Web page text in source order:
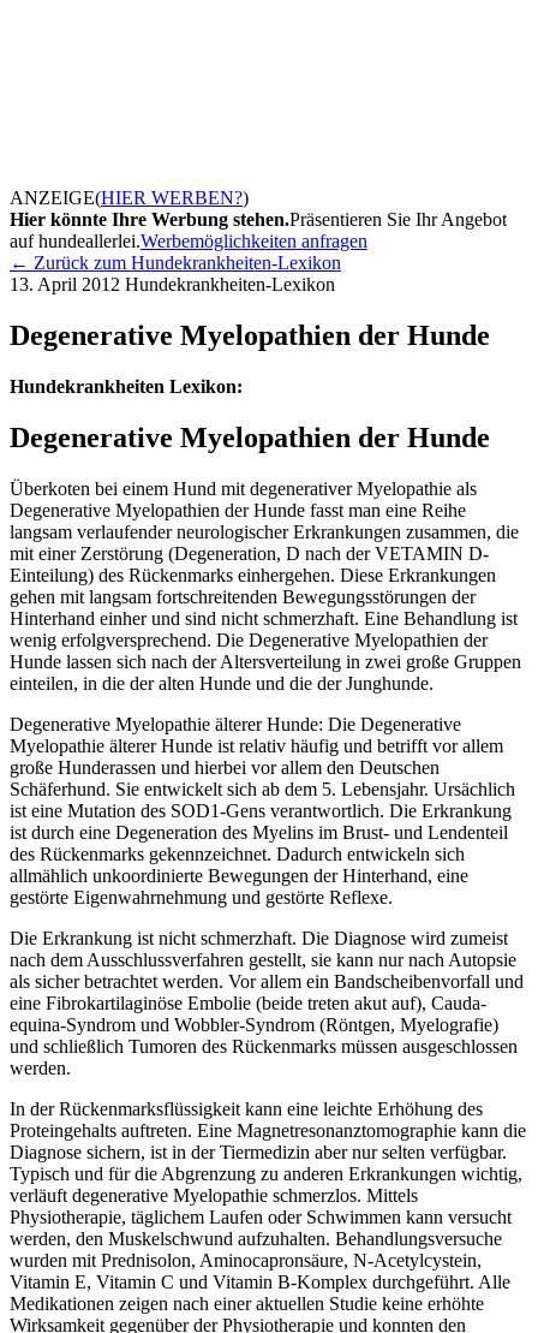
ANZEIGE(HIER WERBEN?)
Hier könnte Ihre Werbung stehen.Präsentieren Sie Ihr Angebot
auf hundeallerlei.Werbemöglichkeiten anfragen
← Zurück zum Hundekrankheiten-Lexikon
13. April 2012 Hundekrankheiten-Lexikon
Degenerative Myelopathien der Hunde
Hundekrankheiten Lexikon:
Degenerative Myelopathien der Hunde
Überkoten bei einem Hund mit degenerativer Myelopathie als
Degenerative Myelopathien der Hunde fasst man eine Reihe
langsam verlaufender neurologischer Erkrankungen zusammen, die
mit einer Zerstörung (Degeneration, D nach der VETAMIN D-
Einteilung) des Rückenmarks einhergehen. Diese Erkrankungen
gehen mit langsam fortschreitenden Bewegungsstörungen der
Hinterhand einher und sind nicht schmerzhaft. Eine Behandlung ist
wenig erfolgversprechend. Die Degenerative Myelopathien der
Hunde lassen sich nach der Altersverteilung in zwei große Gruppen
einteilen, in die der alten Hunde und die der Junghunde.
Degenerative Myelopathie älterer Hunde: Die Degenerative
Myelopathie älterer Hunde ist relativ häufig und betrifft vor allem
große Hunderassen und hierbei vor allem den Deutschen
Schäferhund. Sie entwickelt sich ab dem 5. Lebensjahr. Ursächlich
ist eine Mutation des SOD1-Gens verantwortlich. Die Erkrankung
ist durch eine Degeneration des Myelins im Brust- und Lendenteil
des Rückenmarks gekennzeichnet. Dadurch entwickeln sich
allmählich unkoordinierte Bewegungen der Hinterhand, eine
gestörte Eigenwahrnehmung und gestörte Reflexe.
Die Erkrankung ist nicht schmerzhaft. Die Diagnose wird zumeist
nach dem Ausschlussverfahren gestellt, sie kann nur nach Autopsie
als sicher betrachtet werden. Vor allem ein Bandscheibenvorfall und
eine Fibrokartilaginöse Embolie (beide treten akut auf), Cauda-
equina-Syndrom und Wobbler-Syndrom (Röntgen, Myelografie)
und schließlich Tumoren des Rückenmarks müssen ausgeschlossen
werden.
In der Rückenmarksflüssigkeit kann eine leichte Erhöhung des
Proteingehalts auftreten. Eine Magnetresonanztomographie kann die
Diagnose sichern, ist in der Tiermedizin aber nur selten verfügbar.
Typisch und für die Abgrenzung zu anderen Erkrankungen wichtig,
verläuft degenerative Myelopathie schmerzlos. Mittels
Physiotherapie, täglichem Laufen oder Schwimmen kann versucht
werden, den Muskelschwund aufzuhalten. Behandlungsversuche
wurden mit Prednisolon, Aminocapronsäure, N-Acetylcystein,
Vitamin E, Vitamin C und Vitamin B-Komplex durchgeführt. Alle
Medikationen zeigen nach einer aktuellen Studie keine erhöhte
Wirksamkeit gegenüber der Physiotherapie und konnten den